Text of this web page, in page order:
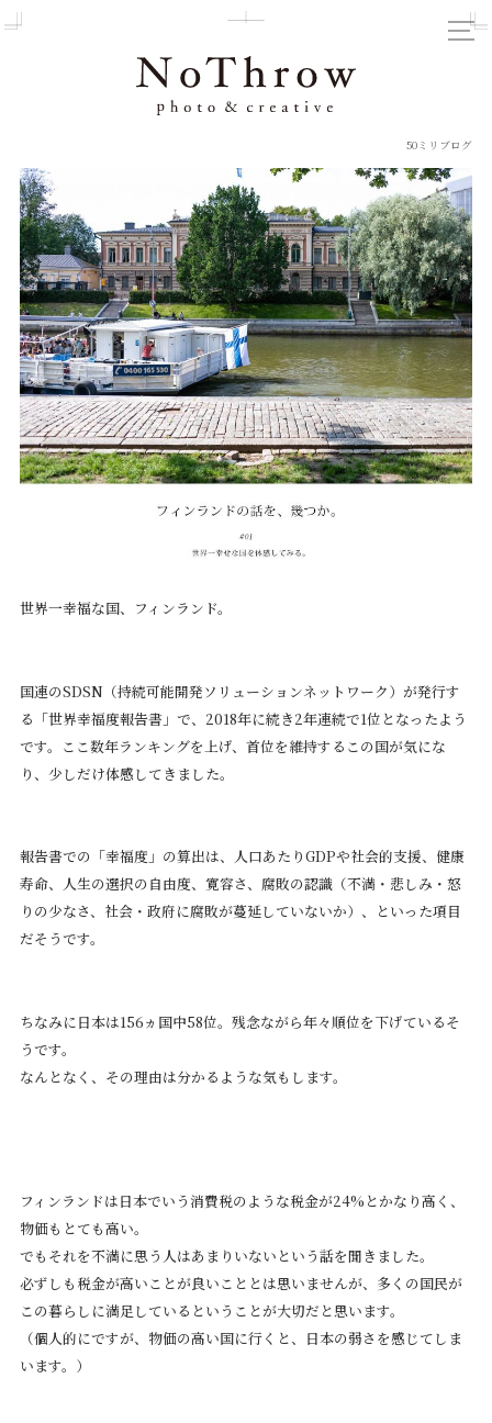
50ミリブログ
世界一幸福な国、フィンランド。
国連のSDSN（持続可能開発ソリューションネットワーク）が発行す
る「世界幸福度報告書」で、2018年に続き2年連続で1位となったよう
です。ここ数年ランキングを上げ、首位を維持するこの国が気にな
り、少しだけ体感してきました。
報告書での「幸福度」の算出は、人口あたりGDPや社会的支援、健康
寿命、人生の選択の自由度、寛容さ、腐敗の認識（不満・悲しみ・怒
りの少なさ、社会・政府に腐敗が蔓延していないか）、といった項目
だそうです。
ちなみに日本は156ヵ国中58位。残念ながら年々順位を下げているそ
うです。
なんとなく、その理由は分かるような気もします。
フィンランドは日本でいう消費税のような税金が24%とかなり高く、
物価もとても高い。
でもそれを不満に思う人はあまりいないという話を聞きました。
必ずしも税金が高いことが良いこととは思いませんが、多くの国民が
この暮らしに満足しているということが大切だと思います。
（個人的にですが、物価の高い国に行くと、日本の弱さを感じてしま
います。）